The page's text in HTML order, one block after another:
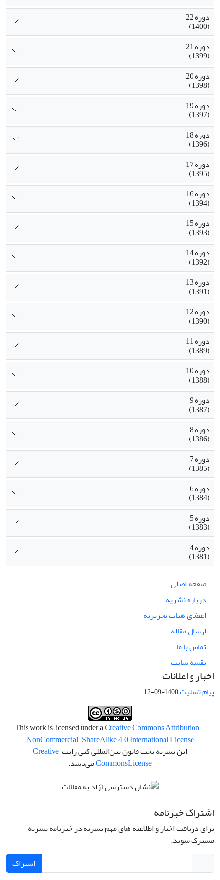
دوره 22
(1400)
دوره 21
(1399)
دوره 20
(1398)
دوره 19
(1397)
دوره 18
(1396)
دوره 17
(1395)
دوره 16
(1394)
دوره 15
(1393)
دوره 14
(1392)
دوره 13
(1391)
دوره 12
(1390)
دوره 11
(1389)
دوره 10
(1388)
دوره 9
(1387)
دوره 8
(1386)
دوره 7
(1385)
دوره 6
(1384)
دوره 5
(1383)
دوره 4
(1381)
صفحه اصلی
درباره نشریه
اعضای هیات تحریریه
ارسال مقاله
تماس با ما
نقشه سایت
اخبار و اعلانات
پیام تسلیت1400-09-12
.This work is licensed under a
Creative Commons Attribution-
NonCommercial-ShareAlike 4.0 International License
این نشریه تحت قانون بین‌المللی کپی رایت Creative
CommonsLicense می‌باشد.
اشتراک خبرنامه
برای دریافت اخبار و اطلاعیه های مهم نشریه در خبرنامه نشریه
مشترک شوید.
اشتراک